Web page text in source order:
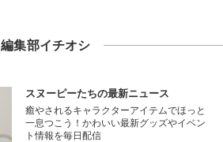
編集部イチオシ
スヌーピーたちの最新ニュース
癒やされるキャラクターアイテムでほっと
一息つこう！かわいい最新グッズやイベン
ト情報を毎日配信